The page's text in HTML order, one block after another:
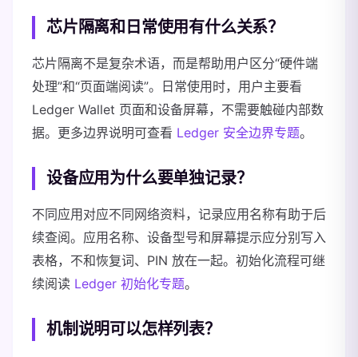
芯片隔离和日常使用有什么关系？
芯片隔离不是复杂术语，而是帮助用户区分“硬件端
处理”和“页面端阅读”。日常使用时，用户主要看
Ledger Wallet 页面和设备屏幕，不需要触碰内部数
据。更多边界说明可查看 Ledger 安全边界专题。
设备应用为什么要单独记录？
不同应用对应不同网络资料，记录应用名称有助于后
续查阅。应用名称、设备型号和屏幕提示应分别写入
表格，不和恢复词、PIN 放在一起。初始化流程可继
续阅读 Ledger 初始化专题。
机制说明可以怎样列表？